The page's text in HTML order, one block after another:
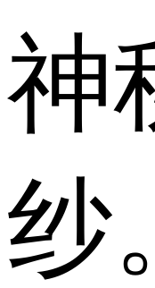
神
纱